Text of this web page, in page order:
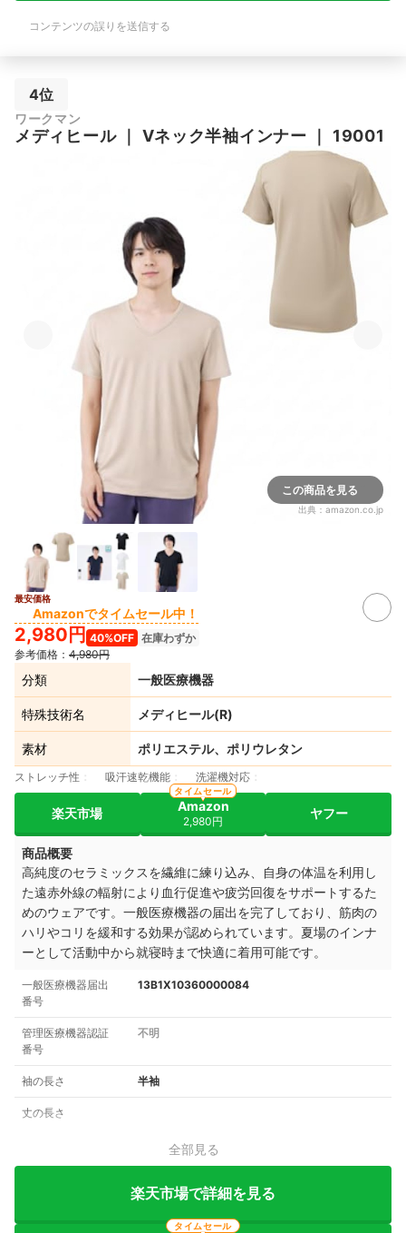
コンテンツの誤りを送信する
4位
ワークマン
メディヒール｜ Vネック半袖インナー 19001
この商品を見る
出典： amazon.co.jp
最安価格
Amazonでタイムセール中！
2,980円 40%OFF 在庫わずか
参考価格： 4,980円
分類 一般医療機器
特殊技術名 メディヒール(R)
素材 ポリエステル、ポリウレタン
ストレッチ性 吸汗速乾機能 洗濯機対応
楽天市場 Amazon
2,980円
タイムセール
ヤフー
商品概要
高純度のセラミックスを繊維に練り込み、自身の体温を利用し
た遠赤外線の輻射により血行促進や疲労回復をサポートするた
めのウェアです。一般医療機器の届出を完了しており、筋肉の
ハリやコリを緩和する効果が認められています。夏場のインナ
ーとして活動中から就寝時まで快適に着用可能です。
一般医療機器届出
番号
13B1X10360000084
管理医療機器認証
番号
不明
袖の長さ 半袖
丈の長さ
全部見る
楽天市場で詳細を見る
タイムセール